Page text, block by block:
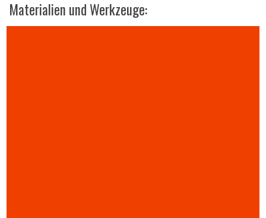
Materialien und Werkzeuge: